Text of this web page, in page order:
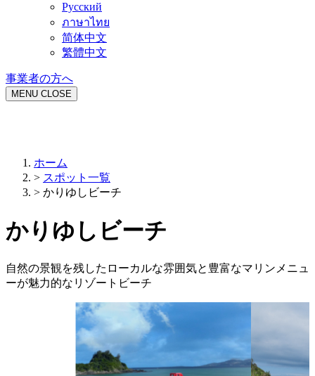
Русский
ภาษาไทย
简体中文
繁體中文
事業者の方へ
MENU CLOSE
ホーム
> スポット一覧
> かりゆしビーチ
かりゆしビーチ
自然の景観を残したローカルな雰囲気と豊富なマリンメニュ
ーが魅力的なリゾートビーチ